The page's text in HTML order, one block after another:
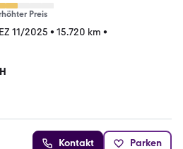
Preis
EZ 11/2025 • 15.720 km •
Kontakt Parken